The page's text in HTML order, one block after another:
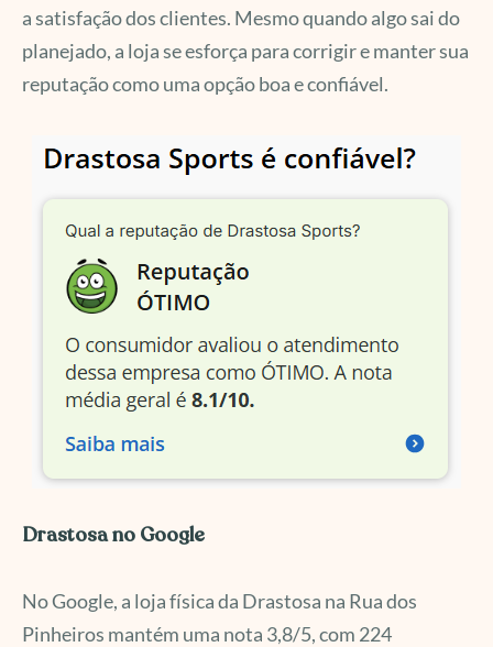
a satisfação dos clientes. Mesmo quando algo sai do
planejado, a loja se esforça para corrigir e manter sua
reputação como uma opção boa e confiável.
Drastosa no Google
No Google, a loja física da Drastosa na Rua dos
Pinheiros mantém uma nota 3,8/5, com 224